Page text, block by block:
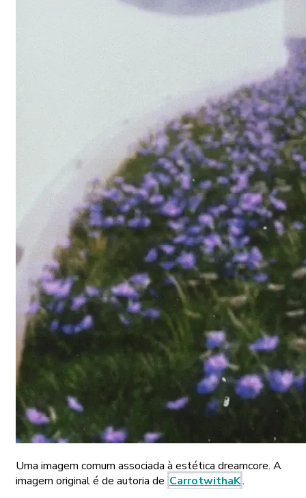
Uma imagem comum associada à estética dreamcore. A
imagem original é de autoria de CarrotwithaK.